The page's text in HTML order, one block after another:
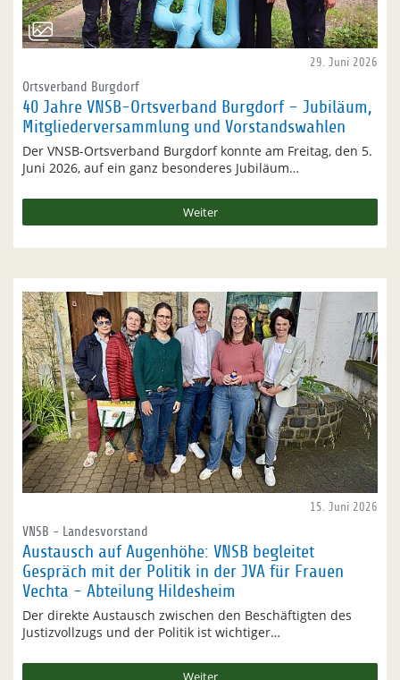
29. Juni 2026
Ortsverband Burgdorf
40 Jahre VNSB-Ortsverband Burgdorf – Jubiläum,
Mitgliederversammlung und Vorstandswahlen
Der VNSB-Ortsverband Burgdorf konnte am Freitag, den 5.
Juni 2026, auf ein ganz besonderes Jubiläum…
Weiter
15. Juni 2026
VNSB - Landesvorstand
Austausch auf Augenhöhe: VNSB begleitet
Gespräch mit der Politik in der JVA für Frauen
Vechta - Abteilung Hildesheim
Der direkte Austausch zwischen den Beschäftigten des
Justizvollzugs und der Politik ist wichtiger…
Weiter